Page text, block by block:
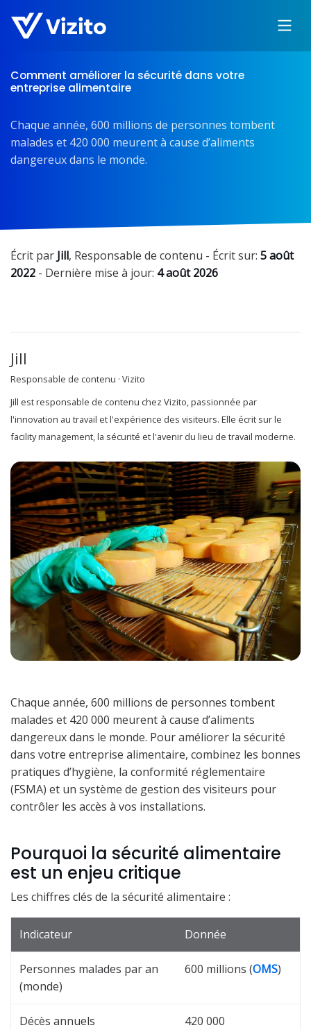
Comment améliorer la sécurité dans votre
entreprise alimentaire
Chaque année, 600 millions de personnes tombent
malades et 420 000 meurent à cause d’aliments
dangereux dans le monde.
Écrit par Jill, Responsable de contenu - Écrit sur: 5 août
2022 - Dernière mise à jour: 4 août 2026
Chaque année, 600 millions de personnes tombent
malades et 420 000 meurent à cause d’aliments
dangereux dans le monde. Pour améliorer la sécurité
dans votre entreprise alimentaire, combinez les bonnes
pratiques d’hygiène, la conformité réglementaire
(FSMA) et un système de gestion des visiteurs pour
contrôler les accès à vos installations.
Pourquoi la sécurité alimentaire
est un enjeu critique
Les chiffres clés de la sécurité alimentaire :
Indicateur Donnée
Personnes malades par an
(monde)
600 millions (OMS)
Décès annuels 420 000
Jill
Responsable de contenu · Vizito
Jill est responsable de contenu chez Vizito, passionnée par
l'innovation au travail et l'expérience des visiteurs. Elle écrit sur le
facility management, la sécurité et l'avenir du lieu de travail moderne.